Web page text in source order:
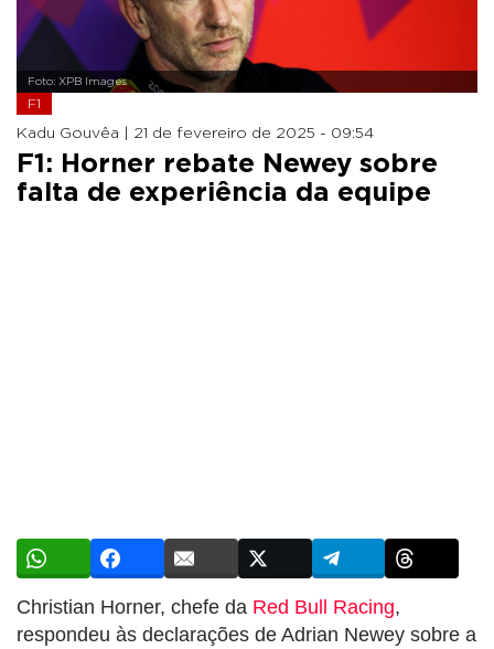
Foto: XPB Images
F1
Kadu Gouvêa | 21 de fevereiro de 2025 - 09:54
F1: Horner rebate Newey sobre
falta de experiência da equipe
Christian Horner, chefe da Red Bull Racing,
respondeu às declarações de Adrian Newey sobre a